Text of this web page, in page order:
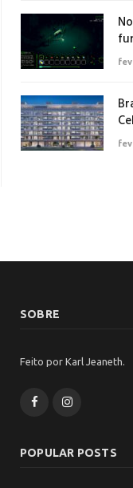
SOBRE
Feito por Karl Jeaneth.
FacebookInstagram
POPULAR POSTS